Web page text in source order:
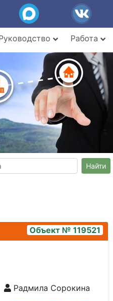
Работа
Найти
Объект № 119521
Радмила Сорокина